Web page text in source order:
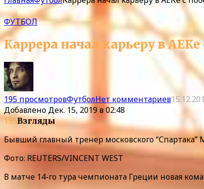
ФУТБОЛ
Каррера начал карьеру в
195 просмотровФутболНет комментариев
ДобавленоДек. 15, 2019 в 02:48
195Взгляды
Бывший главный тренер московского “Спартака”
Фото: REUTERS/VINCENT WEST
В матче 14-го тура чемпионата Греции новая